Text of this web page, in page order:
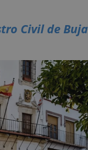
Civil de